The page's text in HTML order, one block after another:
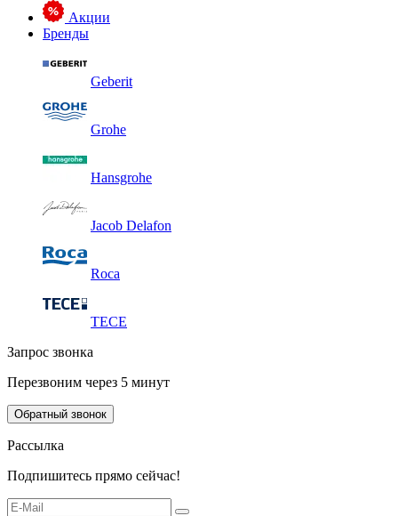
Акции
Бренды
Geberit
Grohe
Hansgrohe
Jacob Delafon
Roca
TECE
Запрос звонка
Перезвоним через 5 минут
Обратный звонок
Рассылка
Подпишитесь прямо сейчас!